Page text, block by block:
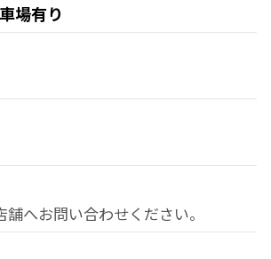
場有り
へお問い合わせください。